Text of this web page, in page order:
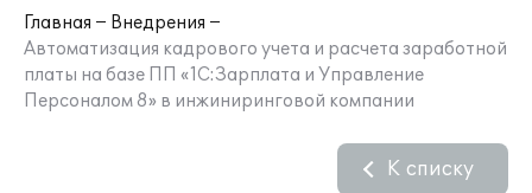
Главная
Внедрения
Автоматизация кадрового учета и расчета заработной
платы на базе ПП «1С:Зарплата и Управление
Персоналом 8» в инжиниринговой компании
К списку